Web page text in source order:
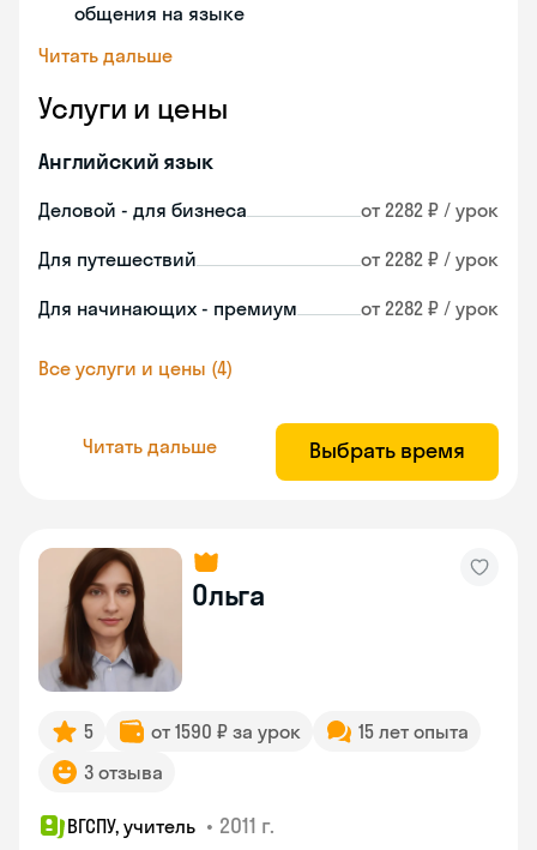
общения на языке
Читать дальше
Услуги и цены
Английский язык
Деловой - для бизнеса от 2282 ₽ / урок
Для путешествий от 2282 ₽ / урок
Для начинающих - премиум от 2282 ₽ / урок
Все услуги и цены (4)
Читать дальше Выбрать время
Ольга
5 от 1590 ₽ за урок
15 лет опыта
3 отзыва
ВГСПУ, учитель • 2011 г.